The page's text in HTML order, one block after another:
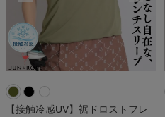
【接触冷感UV】裾ドロストフレ